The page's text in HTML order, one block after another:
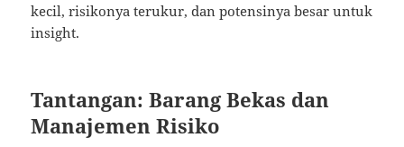
kecil, risikonya terukur, dan potensinya besar untuk
insight.
Tantangan: Barang Bekas dan
Manajemen Risiko